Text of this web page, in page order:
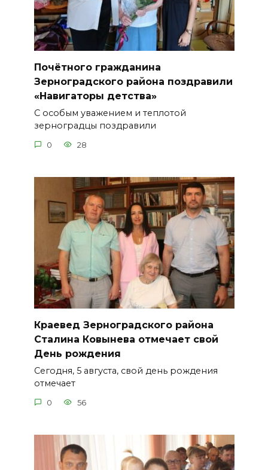
Почётного гражданина
Зерноградского района поздравили
«Навигаторы детства»
С особым уважением и теплотой
зерноградцы поздравили
0 28
Краевед Зерноградского района
Сталина Ковынева отмечает свой
День рождения
Сегодня, 5 августа, свой день рождения
отмечает
0 56